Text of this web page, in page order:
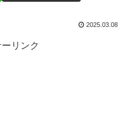
2025.03.08
リンク